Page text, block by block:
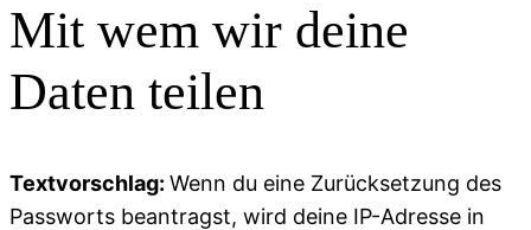
Mit wem wir deine
Daten teilen
Textvorschlag: Wenn du eine Zurücksetzung des
Passworts beantragst, wird deine IP-Adresse in